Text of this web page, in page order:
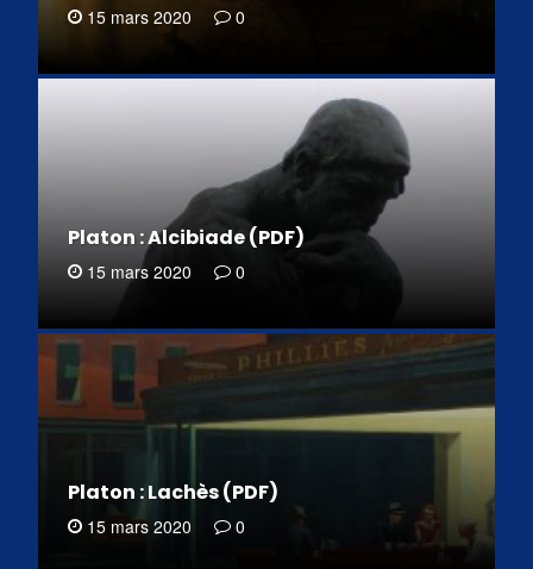
15 mars 2020 0
Platon : Alcibiade (PDF)
15 mars 2020 0
Platon : Lachès (PDF)
15 mars 2020 0